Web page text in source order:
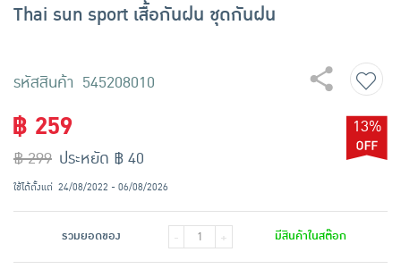
Thai sun sport เสื้อกันฝน ชุดกันฝน
รหัสสินค้า 545208010
฿ 259
฿ 299
13%
ประหยัด ฿ 40
ใช้ได้ตั้งแต่ 24/08/2022 - 06/08/2026
รวมยอดของ - + มีสินค้าในสต๊อก